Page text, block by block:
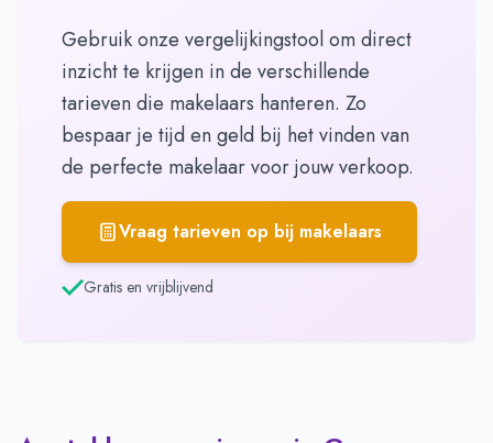
Gebruik onze vergelijkingstool om direct
inzicht te krijgen in de verschillende
tarieven die makelaars hanteren. Zo
bespaar je tijd en geld bij het vinden van
de perfecte makelaar voor jouw verkoop.
Vraag tarieven op bij makelaars
Gratis en vrijblijvend